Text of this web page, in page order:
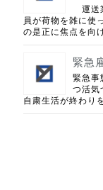
運送
員が荷物を雑に使
の是正に焦点を向
緊急
緊急事
つ活気
自粛生活が終わり